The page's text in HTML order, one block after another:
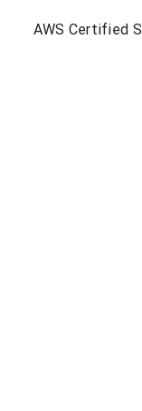
AWS Certified